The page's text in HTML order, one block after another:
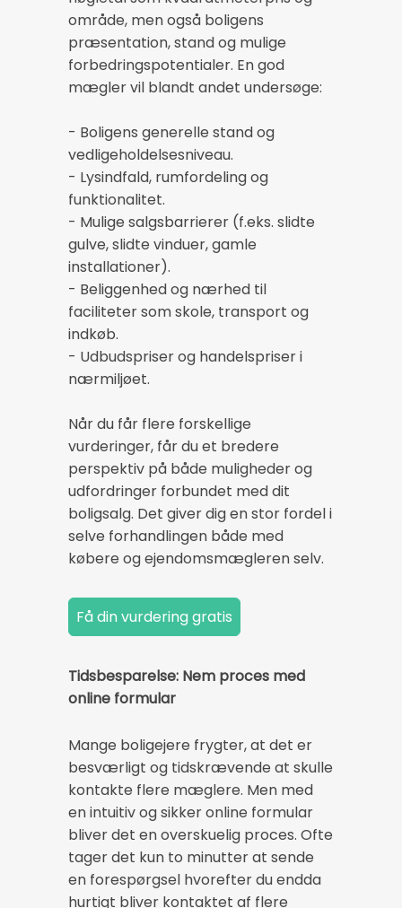
område, men også boligens
præsentation, stand og mulige
forbedringspotentialer. En god
mægler vil blandt andet undersøge:
- Boligens generelle stand og
vedligeholdelsesniveau.
- Lysindfald, rumfordeling og
funktionalitet.
- Mulige salgsbarrierer (f.eks. slidte
gulve, slidte vinduer, gamle
installationer).
- Beliggenhed og nærhed til
faciliteter som skole, transport og
indkøb.
- Udbudspriser og handelspriser i
nærmiljøet.
Når du får flere forskellige
vurderinger, får du et bredere
perspektiv på både muligheder og
udfordringer forbundet med dit
boligsalg. Det giver dig en stor fordel i
selve forhandlingen både med
købere og ejendomsmægleren selv.
Tidsbesparelse: Nem proces med
online formular
Mange boligejere frygter, at det er
besværligt og tidskrævende at skulle
kontakte flere mæglere. Men med
en intuitiv og sikker online formular
bliver det en overskuelig proces. Ofte
tager det kun to minutter at sende
en forespørgsel hvorefter du endda
hurtigt bliver kontaktet af flere